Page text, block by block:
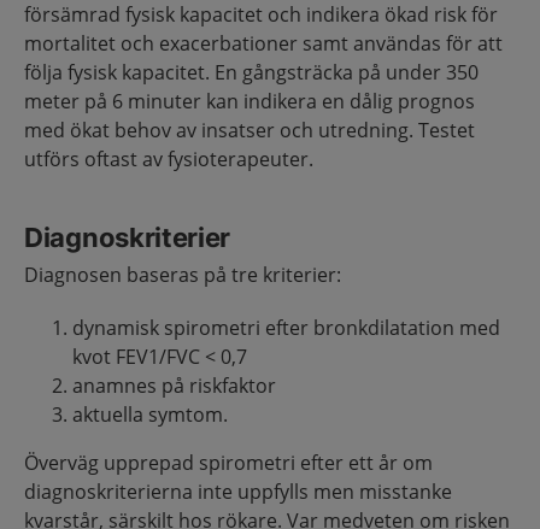
försämrad fysisk kapacitet och indikera ökad risk för
mortalitet och exacerbationer samt användas för att
följa fysisk kapacitet. En gångsträcka på under 350
meter på 6 minuter kan indikera en dålig prognos
med ökat behov av insatser och utredning. Testet
utförs oftast av fysioterapeuter.
Diagnoskriterier
Diagnosen baseras på tre kriterier:
dynamisk spirometri efter bronkdilatation med
kvot FEV1/FVC < 0,7
anamnes på riskfaktor
aktuella symtom.
Överväg upprepad spirometri efter ett år om
diagnoskriterierna inte uppfylls men misstanke
kvarstår, särskilt hos rökare. Var medveten om risken